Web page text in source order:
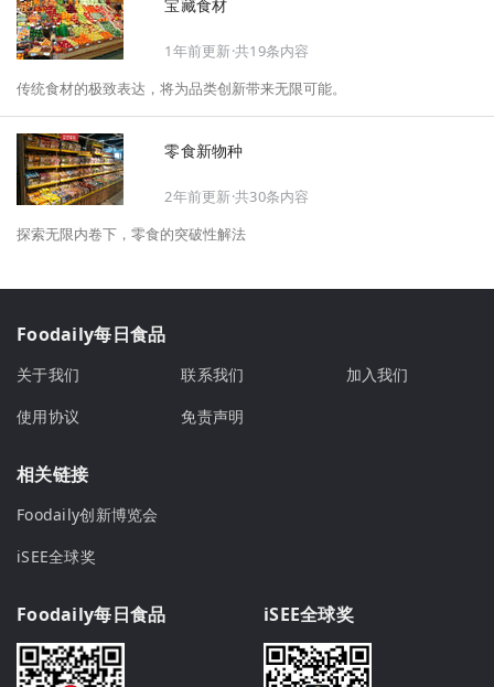
拆解年度标杆的增长逻辑与谋篇布局，深挖“药食同源”“低GI”“老龄营
养”“清洁标签”等热门赛道的爆品基因，从趋势预判、品类创新、未来增长
机会、企业战略布局以及渠道变革等，为行业提供务实、前瞻的开年创新
宝藏食材
1年前更新·共19条内容
传统食材的极致表达，将为品类创新带来无限可能。
零食新物种
2年前更新·共30条内容
探索无限内卷下，零食的突破性解法
Foodaily每日食品
关于我们 联系我们
加入我们
使用协议
免责声明
相关链接
Foodaily创新博览会
iSEE全球奖
Foodaily每日食品 iSEE全球奖